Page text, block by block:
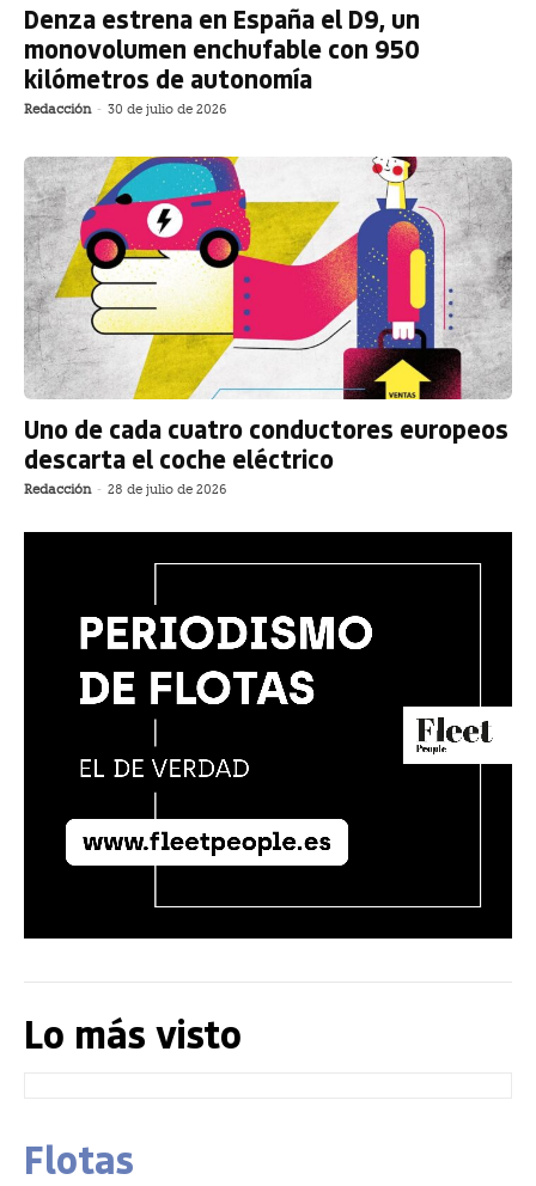
Denza estrena en España el D9, un
monovolumen enchufable con 950
kilómetros de autonomía
Redacción - 30 de julio de 2026
Uno de cada cuatro conductores europeos
descarta el coche eléctrico
Redacción - 28 de julio de 2026
Lo más visto
Flotas